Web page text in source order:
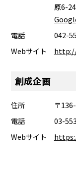
原6-24
電話
042-
Webサイト
創成企画
住所
〒
電話
03-
Webサイト